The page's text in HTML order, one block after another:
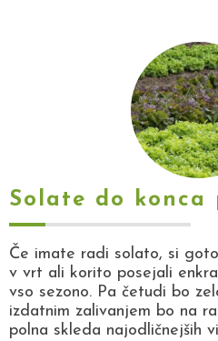
Solate do konca
Če imate radi solato, si
v vrt ali korito posejali
vso sezono. Pa četudi bo
izdatnim zalivanjem bo na
polna skleda najodličnejših